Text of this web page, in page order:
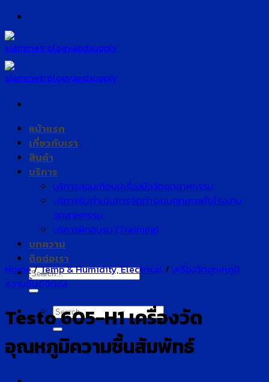
Skip
to
content
หน้าแรก
เกี่ยวกับเรา
สินค้า
บริการ
บริการสอบเทียบเครื่องมือวัดอุตสาหกรรม
บริการรับดำเนินการจัดทำระบบคุณภาพในโรงงาน
อุตสาหกรรม
บริการฝึกอบรม (Training)
บทความ
ติดต่อเรา
Search
for:
Search
for:
Home/Temp & Humidity, Electrical / เครื่องวัดอุณหภูมิ
ความชื้นดิจิตอล
Testo 605-H1 เครื่องวัด
อุณหภูมิความชื้นสัมพัทธ์